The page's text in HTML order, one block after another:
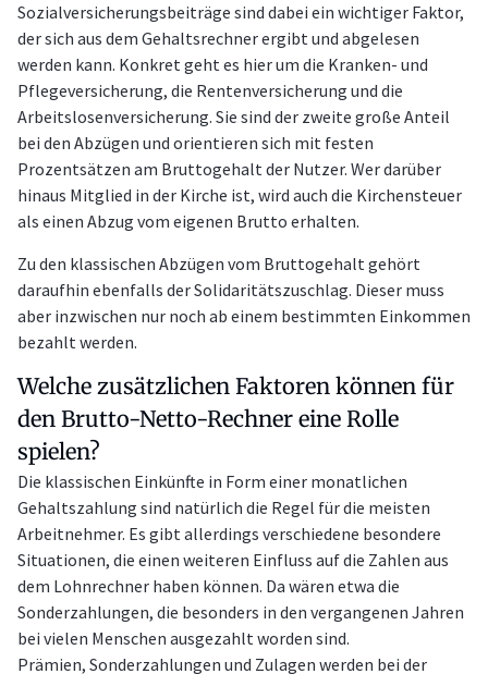
Sozialversicherungsbeiträge sind dabei ein wichtiger Faktor,
der sich aus dem Gehaltsrechner ergibt und abgelesen
werden kann. Konkret geht es hier um die Kranken- und
Pflegeversicherung, die Rentenversicherung und die
Arbeitslosenversicherung. Sie sind der zweite große Anteil
bei den Abzügen und orientieren sich mit festen
Prozentsätzen am Bruttogehalt der Nutzer. Wer darüber
hinaus Mitglied in der Kirche ist, wird auch die Kirchensteuer
als einen Abzug vom eigenen Brutto erhalten.
Zu den klassischen Abzügen vom Bruttogehalt gehört
daraufhin ebenfalls der Solidaritätszuschlag. Dieser muss
aber inzwischen nur noch ab einem bestimmten Einkommen
bezahlt werden.
Welche zusätzlichen Faktoren können für
den Brutto-Netto-Rechner eine Rolle
spielen?
Die klassischen Einkünfte in Form einer monatlichen
Gehaltszahlung sind natürlich die Regel für die meisten
Arbeitnehmer. Es gibt allerdings verschiedene besondere
Situationen, die einen weiteren Einfluss auf die Zahlen aus
dem Lohnrechner haben können. Da wären etwa die
Sonderzahlungen, die besonders in den vergangenen Jahren
bei vielen Menschen ausgezahlt worden sind.
Prämien, Sonderzahlungen und Zulagen werden bei der